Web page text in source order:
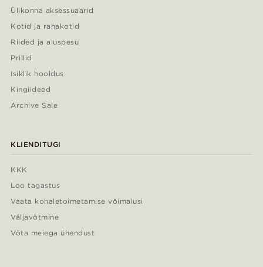
Ülikonna aksessuaarid
Kotid ja rahakotid
Riided ja aluspesu
Prillid
Isiklik hooldus
Kingiideed
Archive Sale
KLIENDITUGI
KKK
Loo tagastus
Vaata kohaletoimetamise võimalusi
Väljavõtmine
Võta meiega ühendust